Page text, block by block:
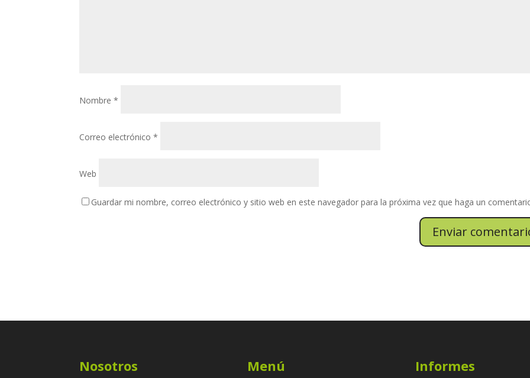
Nombre*
Correo electrónico*
Web
Guardar mi nombre, correo electrónico y sitio web en este navegador para la próxima vez que haga un
Nosotros Menú Informes